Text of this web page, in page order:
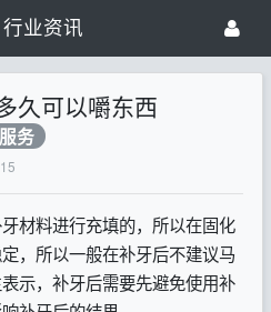
行业资讯
久可以嚼东西
务
材料进行充填的，所以在固化
，所以一般在补牙后不建议马
示，补牙后需要先避免使用补